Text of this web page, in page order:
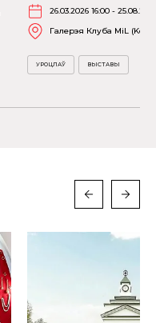
26.03.2026 16:00 -
Галерэя Клуба MiL
УРОЦЛАЎ ВЫСТАВЫ